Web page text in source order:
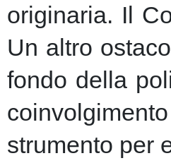
originaria. Il
Un altro
fondo della
strumento per